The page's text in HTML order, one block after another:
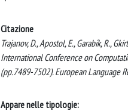
Citazione
Trajanov, D., Apostol, E., Garabík, R.,
International Conference on
(pp.7489-7502). European Language
Appare nelle tipologie: